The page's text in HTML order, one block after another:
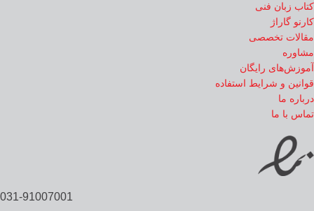
کتاب زبان فنی
کارنو گاراژ
مقالات تخصصی
مشاوره
آموزش‌های رایگان
قوانین و شرایط استفاده
درباره ما
تماس با ما
031-91007001